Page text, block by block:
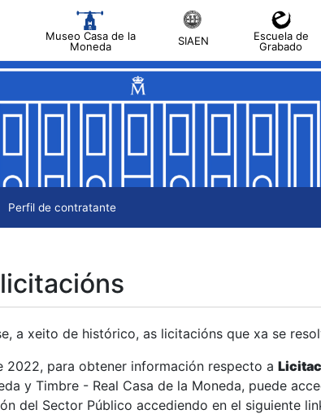
Museo Casa de la
Moneda
SIAEN
Escuela de
Grabado
Perfil de contratante
a xeito de histórico, as licitacións que xa se
para obtener información respecto a
y Timbre - Real Casa de la Moneda, puede
del Sector Público accediendo en el siguiente